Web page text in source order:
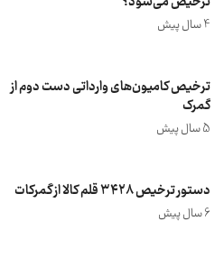
4 سال پیش
ترخیص کامیون‌های وارداتی دست دوم از
گمرک
5 سال پیش
دستور ترخیص ۳۴۲۸ قلم کالا از گمرکات
6 سال پیش